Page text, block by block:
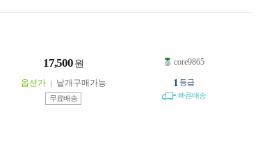
17,500 원
옵션가 낱개구매가능
무료배송
core9865
1 등급
빠른배송